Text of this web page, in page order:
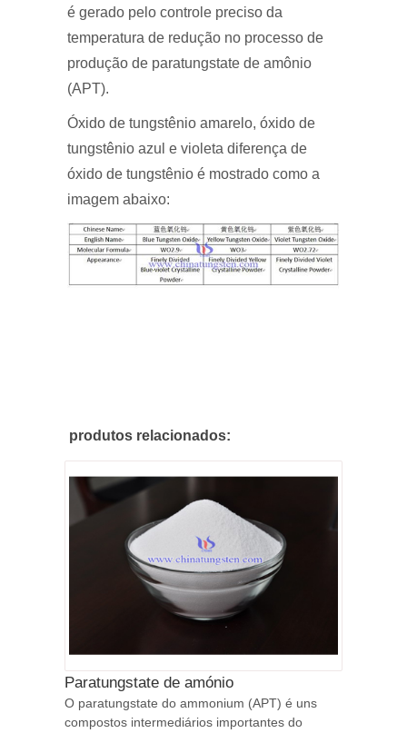
é gerado pelo controle preciso da
temperatura de redução no processo de
produção de paratungstate de amônio
(APT).
Óxido de tungstênio amarelo, óxido de
tungstênio azul e violeta diferença de
óxido de tungstênio é mostrado como a
imagem abaixo:
produtos relacionados:
Paratungstate de amónio
O paratungstate do ammonium (APT) é uns
compostos intermediários importantes do